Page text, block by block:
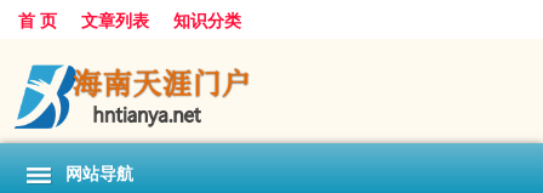
首 页 文章列表 知识分类
网站导航